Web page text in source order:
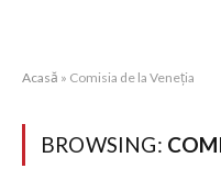
Acasă » Comisia de la Veneția
BROWSING: